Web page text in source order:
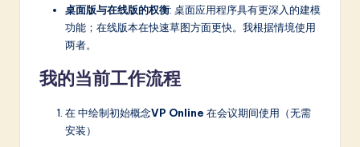
桌面版与在线版的权衡: 桌面应用程序具有更深入的建模
功能；在线版本在快速草图方面更快。我根据情境使用
两者。
我的当前工作流程
在 中绘制初始概念VP Online 在会议期间使用（无需
安装）